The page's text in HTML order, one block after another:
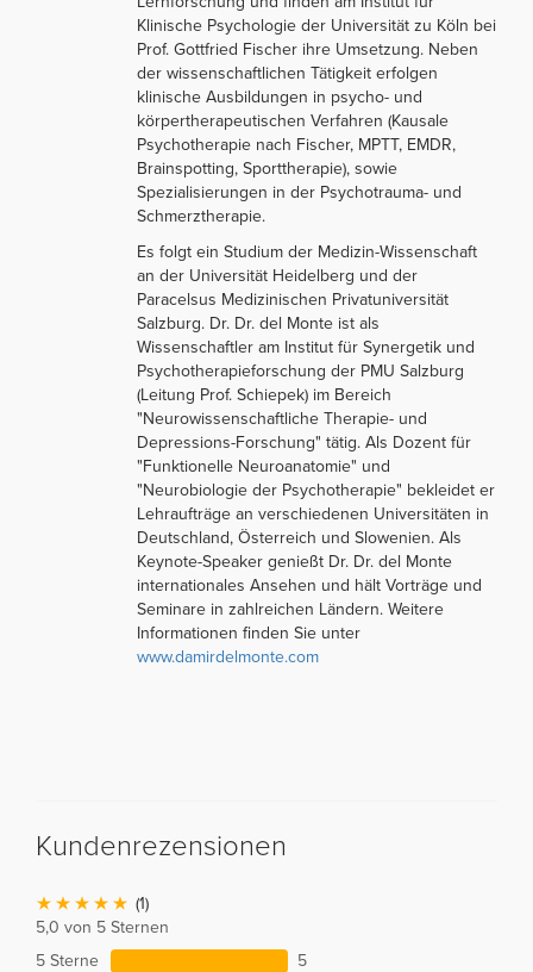
Klinische Psychologie der Universität zu Köln bei
Prof. Gottfried Fischer ihre Umsetzung. Neben
der wissenschaftlichen Tätigkeit erfolgen
klinische Ausbildungen in psycho- und
körpertherapeutischen Verfahren (Kausale
Psychotherapie nach Fischer, MPTT, EMDR,
Brainspotting, Sporttherapie), sowie
Spezialisierungen in der Psychotrauma- und
Schmerztherapie.
Es folgt ein Studium der Medizin-Wissenschaft
an der Universität Heidelberg und der
Paracelsus Medizinischen Privatuniversität
Salzburg. Dr. Dr. del Monte ist als
Wissenschaftler am Institut für Synergetik und
Psychotherapieforschung der PMU Salzburg
(Leitung Prof. Schiepek) im Bereich
"Neurowissenschaftliche Therapie- und
Depressions-Forschung" tätig. Als Dozent für
"Funktionelle Neuroanatomie" und
"Neurobiologie der Psychotherapie" bekleidet er
Lehraufträge an verschiedenen Universitäten in
Deutschland, Österreich und Slowenien. Als
Keynote-Speaker genießt Dr. Dr. del Monte
internationales Ansehen und hält Vorträge und
Seminare in zahlreichen Ländern. Weitere
Informationen finden Sie unter
www.damirdelmonte.com
Kundenrezensionen
(1)
5,0 von 5 Sternen
5 Sterne
5